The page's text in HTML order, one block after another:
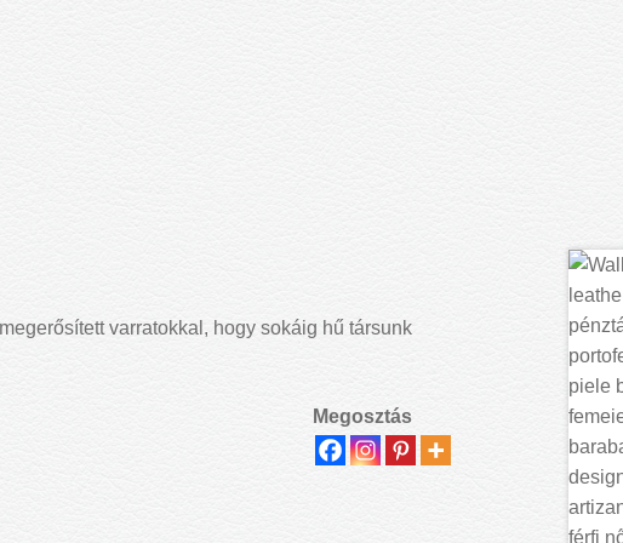
varratokkal, hogy sokáig hű társunk
Megosztás